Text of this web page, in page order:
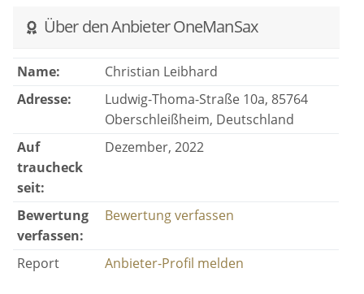
Über den Anbieter OneManSax
Name:
Christian Leibhard
Adresse:
Ludwig-Thoma-Straße 10a, 85764
Oberschleißheim, Deutschland
Auf
traucheck
seit:
Dezember, 2022
Bewertung
verfassen:
Bewertung verfassen
Report Anbieter-Profil melden